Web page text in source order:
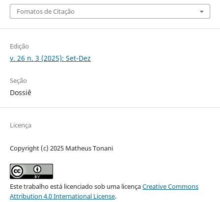
Fomatos de Citação
Edição
v. 26 n. 3 (2025): Set-Dez
Seção
Dossiê
Licença
Copyright (c) 2025 Matheus Tonani
Este trabalho está licenciado sob uma licençaCreative Commons
Attribution 4.0 International License.